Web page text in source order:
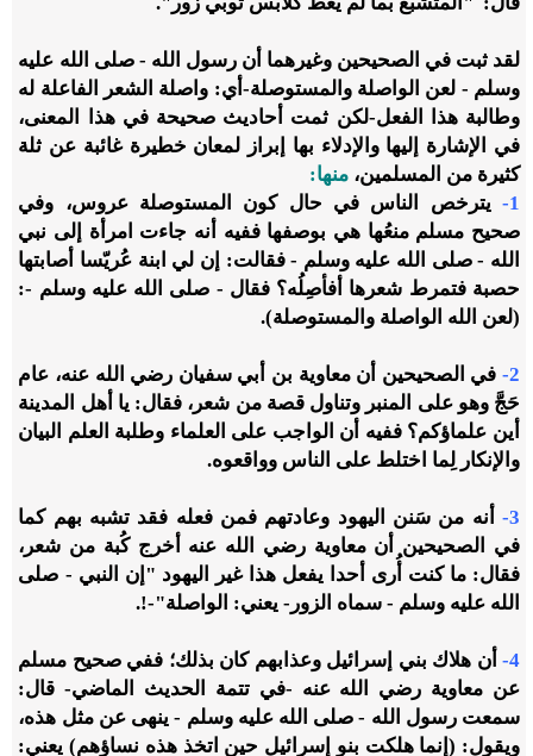
لقد ثبت في الصحيحين وغيرهما أن رسول الله - صلى الله عليه
وسلم - لعن الواصلة والمستوصلة-أي: واصلة الشعر الفاعلة له
وطالبة هذا الفعل-لكن ثمت أحاديث صحيحة في هذا المعنى،
في الإشارة إليها والإدلاء بها إبراز لمعان خطيرة غائبة عن ثلة
كثيرة من المسلمين، منها:
1-
يترخص الناس في حال كون المستوصلة عروس، وفي
صحيح مسلم منعُها هي بوصفها ففيه أنه جاءت امرأة إلى نبي
الله - صلى الله عليه وسلم - فقالت: إن لي ابنة عُريّسا أصابتها
حصبة فتمرط شعرها أفأصِلُه؟ فقال - صلى الله عليه وسلم -:
(لعن الله الواصلة والمستوصلة).
2- في الصحيحين أن معاوية بن أبي سفيان رضي الله عنه، عام
حَجَّ وهو على المنبر وتناول قصة من شعر، فقال: يا أهل المدينة
أين علماؤكم؟ ففيه أن الواجب على العلماء وطلبة العلم البيان
والإنكار لِما اختلط على الناس وواقعوه.
3-
أنه من سَنن اليهود وعادتهم فمن فعله فقد تشبه بهم كما
في الصحيحين أن معاوية رضي الله عنه أخرج كُبة من شعر،
فقال: ما كنت أُرى أحدا يفعل هذا غير اليهود "إن النبي - صلى
الله عليه وسلم - سماه الزور- يعني: الواصلة"-!.
4-
أن هلاك بني إسرائيل وعذابهم كان بذلك؛ ففي صحيح مسلم
عن معاوية رضي الله عنه -في تتمة الحديث الماضي- قال:
سمعت رسول الله - صلى الله عليه وسلم - ينهى عن مثل هذه،
ويقول: (إنما هلكت بنو إسرائيل حين اتخذ هذه نساؤهم) يعني: